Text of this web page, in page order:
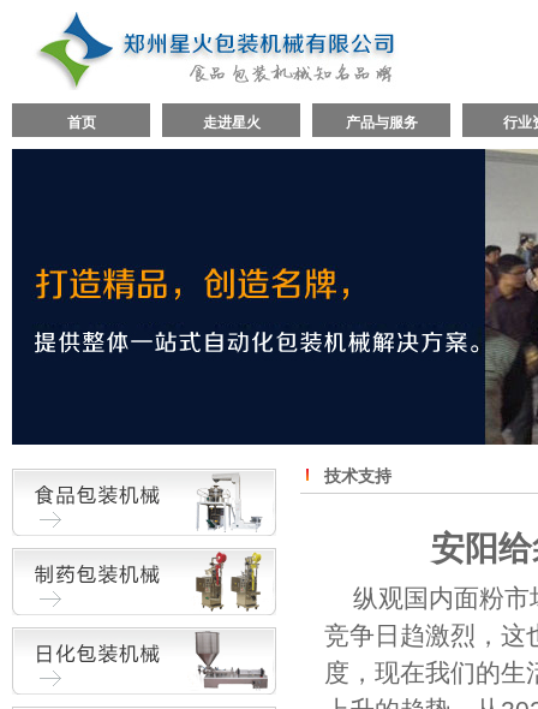
首页 走进星火 产品与服务 行业
技术支持
安阳
纵观国内面粉
竞争日趋激烈，这
度，现在我们的生